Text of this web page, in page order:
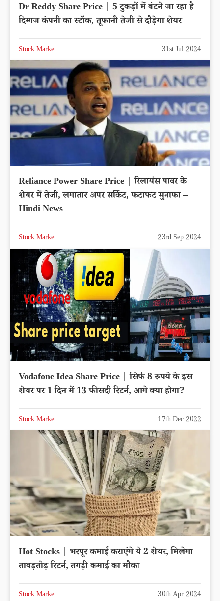
Dr Reddy Share Price | 5 टुकड़ों में बंटने जा रहा है
दिग्गज कंपनी का स्टॉक, तूफानी तेजी से दौड़ेगा शेयर
Stock Market 31st Jul 2024
Reliance Power Share Price | रिलायंस पावर के
शेयर में तेजी, लगातार अपर सर्किट, फटाफट मुनाफा –
Hindi News
Stock Market 23rd Sep 2024
Vodafone Idea Share Price | सिर्फ 8 रुपये के इस
शेयर पर 1 दिन में 13 फीसदी रिटर्न, आगे क्या होगा?
Stock Market 17th Dec 2022
Hot Stocks | भरपूर कमाई कराएंगे ये 2 शेयर, मिलेगा
ताबड़तोड़ रिटर्न, तगड़ी कमाई का मौका
Stock Market 30th Apr 2024